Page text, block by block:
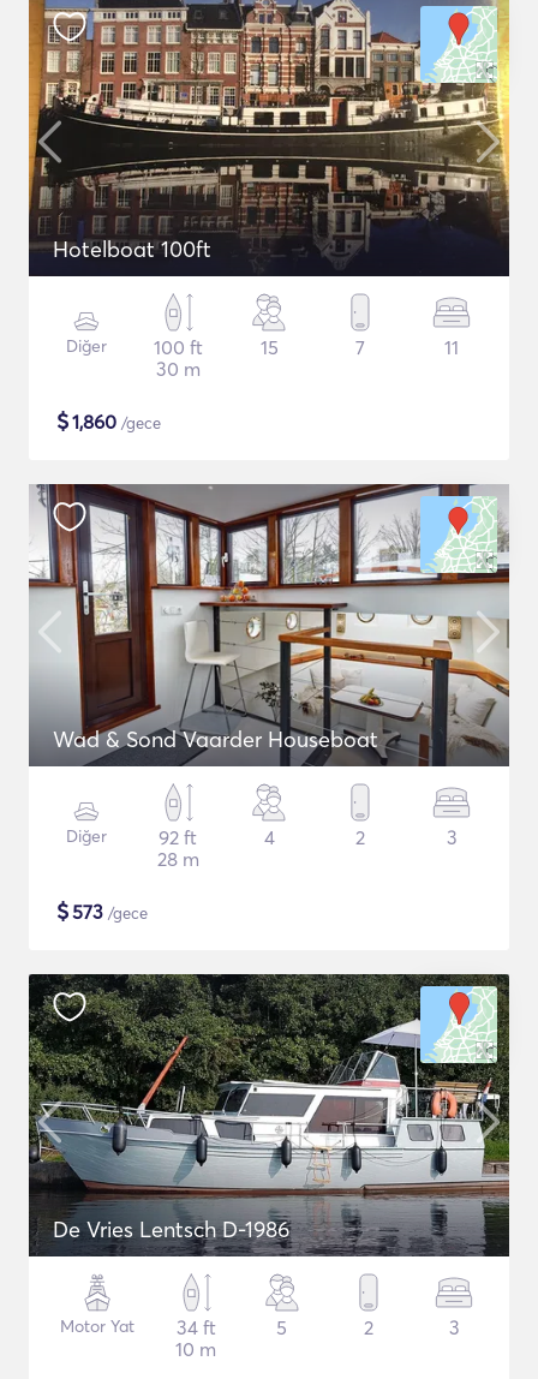
Hotelboat 100ft
Diğer
100 ft
30 m
15 7 11
$1,860 /gece
Wad & Sond Vaarder Houseboat
Diğer
92 ft
28 m
4 2 3
$573 /gece
De Vries Lentsch D-1986
Motor Yat
34 ft
10 m
5 2 3